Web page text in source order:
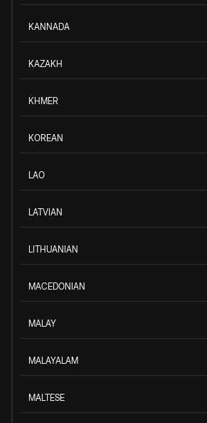
KANNADA
KAZAKH
KHMER
KOREAN
LAO
LATVIAN
LITHUANIAN
MACEDONIAN
MALAY
MALAYALAM
MALTESE